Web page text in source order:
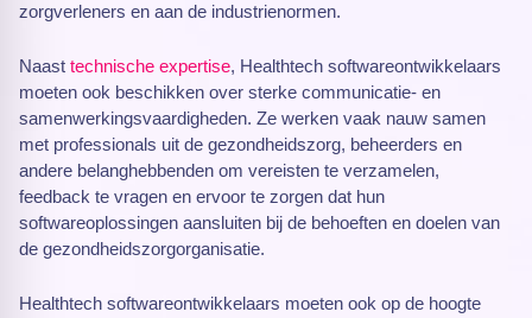
zorgverleners en aan de industrienormen.
Naast technische expertise, Healthtech softwareontwikkelaars
moeten ook beschikken over sterke communicatie- en
samenwerkingsvaardigheden. Ze werken vaak nauw samen
met professionals uit de gezondheidszorg, beheerders en
andere belanghebbenden om vereisten te verzamelen,
feedback te vragen en ervoor te zorgen dat hun
softwareoplossingen aansluiten bij de behoeften en doelen van
de gezondheidszorgorganisatie.
Healthtech softwareontwikkelaars moeten ook op de hoogte